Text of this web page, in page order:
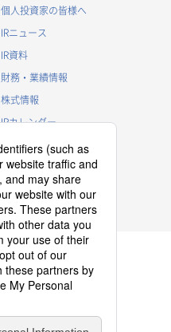
個人投資家の皆様へ
IRニュース
IR資料
財務・業績情報
株式情報
IRカレンダー
IRに関するよくあるご質問
IRポリシー
免責事項
クッキーポリシー